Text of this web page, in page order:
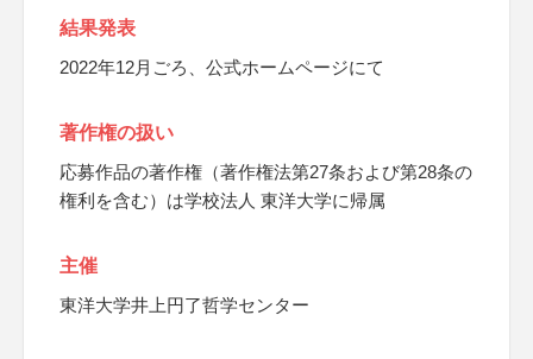
結果発表
2022年12月ごろ、公式ホームページにて
著作権の扱い
応募作品の著作権（著作権法第27条および第28条の
権利を含む）は学校法人 東洋大学に帰属
主催
東洋大学井上円了哲学センター